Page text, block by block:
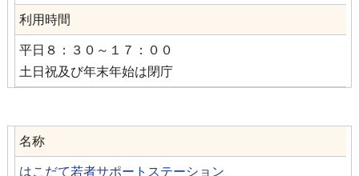
利用時間
平日８：３０～１７：００
土日祝及び年末年始は閉庁
名称
はこだて若者サポートステーション